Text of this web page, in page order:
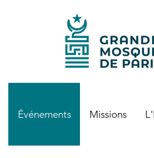
Événements Missions